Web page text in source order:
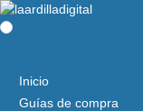
Inicio
Guías de compra